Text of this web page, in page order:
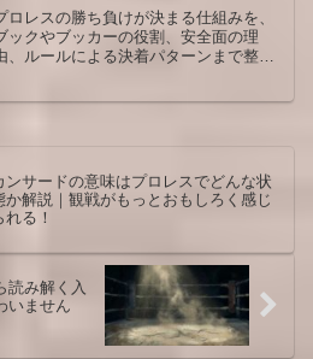
ロレスの勝ち負けが決まる仕組みを、
ックやブッカーの役割、安全面の理
、ルールによる決着パターンまで整理
です。
ンサードの意味はプロレスでどんな状
か解説｜観戦がもっとおもしろく感じ
れる！
読み解く入
いません